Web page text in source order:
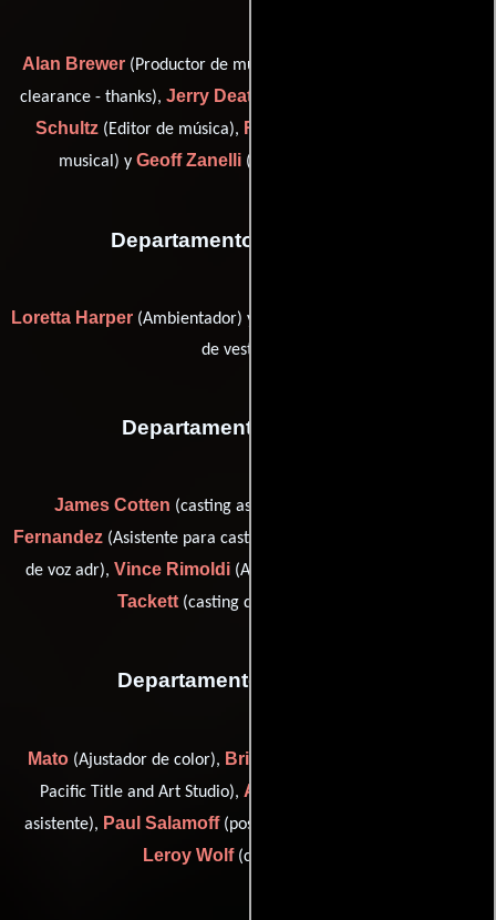
Alan Brewer (Productor de música),
clearance - thanks), Jerry Deaton
Schultz(Editor de música), Richard Walters
musical) y Geoff Zanelli (Compositor de canciones)
Departamento de vestuario
Loretta Harper (Ambientador) y
de vestuario)
Departamento de reparto
James Cotten (casting assistant: Arkansas),
Fernandez(Asistente para casting),
de voz adr), Vince Rimoldi (Asistente para casting) y
Tackett(casting director: Arkansas)
Departamento de editorial
Mato(Ajustador de color), Brian Nogle
Pacific Title and Art Studio), Aaron Rottinghaus
asistente), Paul Salamoff(post-production coordinator (u)) y
Leroy Wolf(color timer (u))